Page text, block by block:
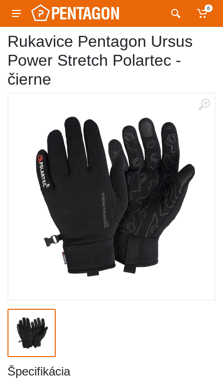
0
Rukavice Pentagon Ursus
Power Stretch Polartec -
čierne
Špecifikácia